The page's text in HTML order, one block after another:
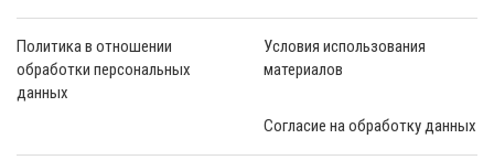
Политика в отношении
обработки персональных
данных
Условия использования
материалов
Согласие на обработку данных